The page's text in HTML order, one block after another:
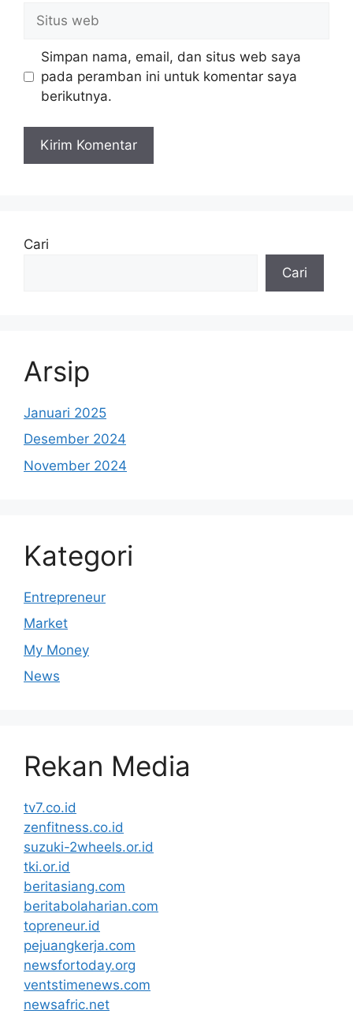
Situs
web
Simpan nama, email, dan situs web saya
pada peramban ini untuk komentar saya
berikutnya.
Cari
Cari
Arsip
Januari 2025
Desember 2024
November 2024
Kategori
Entrepreneur
Market
My Money
News
Rekan Media
tv7.co.id
zenfitness.co.id
suzuki-2wheels.or.id
tki.or.id
beritasiang.com
beritabolaharian.com
topreneur.id
pejuangkerja.com
newsfortoday.org
ventstimenews.com
newsafric.net